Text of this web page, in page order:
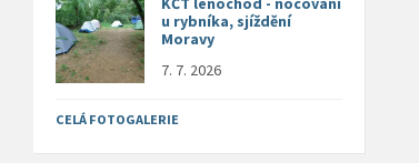
u rybníka, sjíždění
Moravy
7. 7. 2026
CELÁ FOTOGALERIE